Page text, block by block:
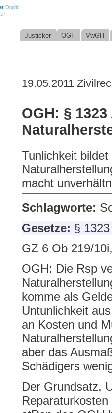
Justicker OGH VwGH
19.05.2011
OGH: §
Tunlichkeit
macht
Schlagworte:
Gesetze: §
GZ 6 Ob 219/
OGH: Die Rsp
komme als
Untunlichkeit
an Kosten und
aber das
Schädigers
Der Grundsatz,